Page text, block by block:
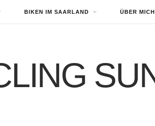
BIKEN IM SAARLAND ÜBER MICH